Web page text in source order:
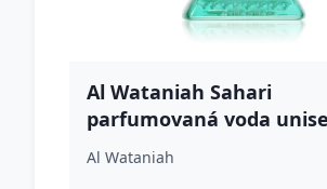
Al Wataniah Sahari
parfumovaná voda
ml
Al Wataniah